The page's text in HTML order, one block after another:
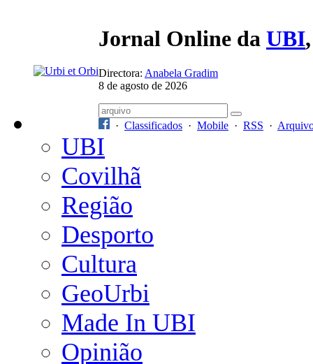
Jornal Online da UBI
Directora: Anabela Gradim
8 de agosto de 2026
· Classificados · Mobile · RSS ·
UBI
Covilhã
Região
Desporto
Cultura
GeoUrbi
Made In UBI
Opinião